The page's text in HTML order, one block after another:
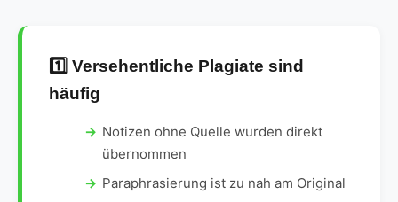
1️⃣ Versehentliche Plagiate sind
häufig
Notizen ohne Quelle wurden direkt
übernommen
Paraphrasierung ist zu nah am Original